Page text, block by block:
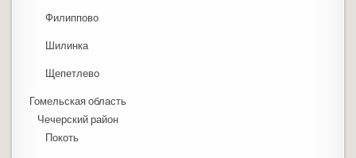
Филиппово
Шилинка
Щепетлево
Гомельская область
Чечерский район
Покоть